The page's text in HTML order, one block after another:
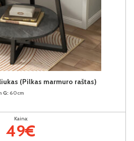
(Pilkas marmuro raštas)
G: 60cm
Kaina:
49€